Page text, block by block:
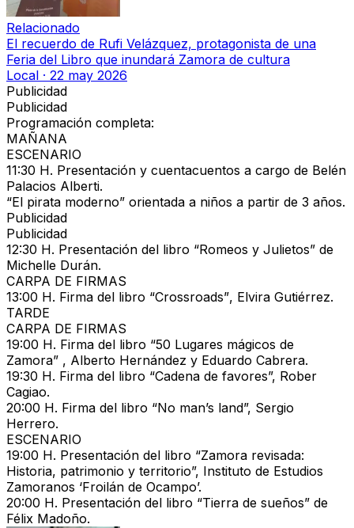
Relacionado
El recuerdo de Rufi Velázquez, protagonista de una
Feria del Libro que inundará Zamora de cultura
Local · 22 may 2026
Publicidad
Publicidad
Programación completa:
MAÑANA
ESCENARIO
11:30 H. Presentación y cuentacuentos a cargo de Belén
Palacios Alberti.
“El pirata moderno” orientada a niños a partir de 3 años.
Publicidad
Publicidad
12:30 H. Presentación del libro “Romeos y Julietos” de
Michelle Durán.
CARPA DE FIRMAS
13:00 H. Firma del libro “Crossroads”, Elvira Gutiérrez.
TARDE
CARPA DE FIRMAS
19:00 H. Firma del libro “50 Lugares mágicos de
Zamora” , Alberto Hernández y Eduardo Cabrera.
19:30 H. Firma del libro “Cadena de favores”, Rober
Cagiao.
20:00 H. Firma del libro “No man’s land”, Sergio
Herrero.
ESCENARIO
19:00 H. Presentación del libro “Zamora revisada:
Historia, patrimonio y territorio”, Instituto de Estudios
Zamoranos ‘Froilán de Ocampo’.
20:00 H. Presentación del libro “Tierra de sueños” de
Félix Madoño.